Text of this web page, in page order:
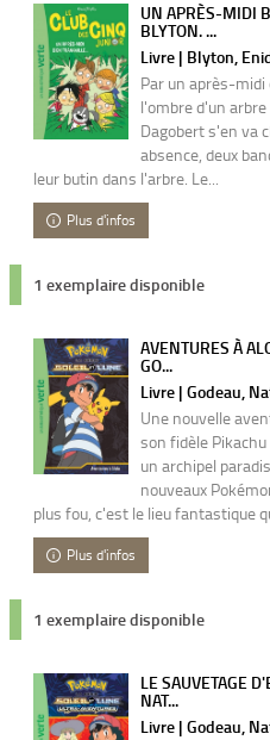
UN APRÈS-MIDI
BLYTON. ...
Livre | Blyton,
Par un après-
l'ombre d'un
Dagobert s'en va
absence, deux
leur butin dans l'arbre. Le...
Plus d'infos
1 exemplaire disponible
AVENTURES À
GO...
Livre | Godeau,
Une nouvelle
son fidèle Pikachu
un archipel
nouveaux
plus fou, c'est le lieu fantastique
Plus d'infos
1 exemplaire disponible
LE SAUVETAGE
NAT...
Livre | Godeau,